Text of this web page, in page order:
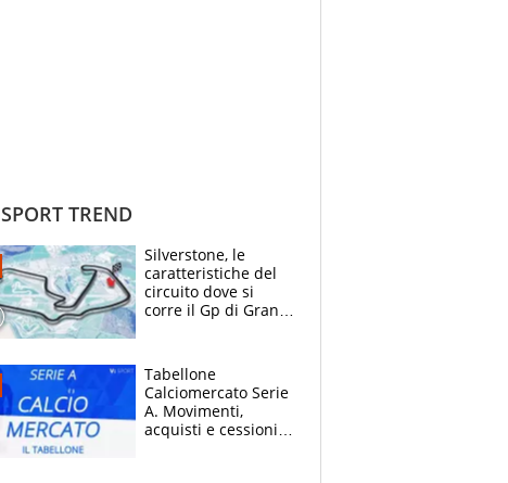
SPORT TREND
Silverstone, le
caratteristiche del
circuito dove si
corre il Gp di Gran
Tabellone
Calciomercato Serie
A. Movimenti,
acquisti e cessioni: